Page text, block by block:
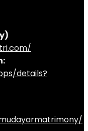
details?